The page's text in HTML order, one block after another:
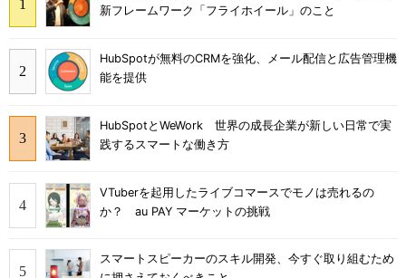
新フレームワーク「フライホイール」のこと
HubSpotが無料のCRMを強化、メール配信と広告管理機
能を提供
HubSpotとWeWork 世界の成長企業が新しい日常で実
践するスマートな働き方
VTuberを起用したライブコマースでモノは売れるの
か？ au PAY マーケットの挑戦
スマートスピーカーのスキル開発、今すぐ取り組むため